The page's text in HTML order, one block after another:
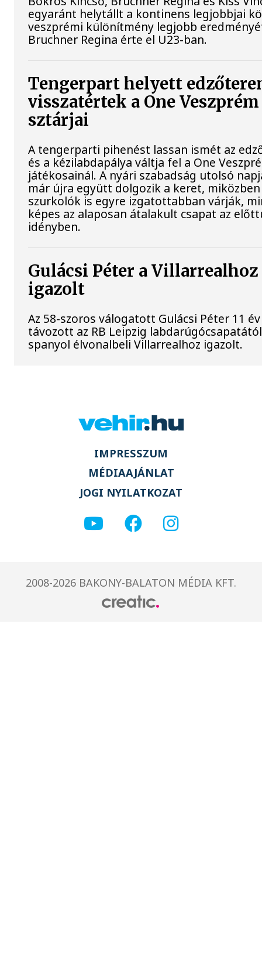
egyaránt helytállt a kontinens legjobbjai
veszprémi különítmény legjobb
Bruchner Regina érte el U23-ban.
Tengerpart helyett
visszatértek a One Veszprém
sztárjai
A tengerparti pihenést lassan ismét az
és a kézilabdapálya váltja fel a One
játékosainál. A nyári szabadság utolsó
már újra együtt dolgozik a keret,
szurkolók is egyre izgatottabban várják,
képes az alaposan átalakult csapat az
idényben.
Gulácsi Péter a Villarrealhoz
igazolt
Az 58-szoros válogatott Gulácsi Péter 11
távozott az RB Leipzig
spanyol élvonalbeli Villarrealhoz igazolt.
IMPRESSZUM
MÉDIAAJÁNLAT
JOGI NYILATKOZAT
2008-2026 BAKONY-BALATON MÉDIA KFT.